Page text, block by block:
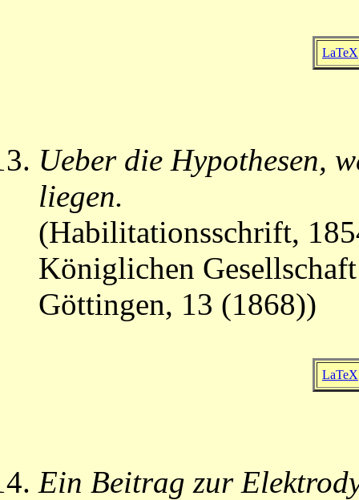
LaTeX
Ueber die Hypothesen,
liegen.
(Habilitationsschrift,
Königlichen
Göttingen, 13 (1868))
LaTeX
Ein Beitrag zur